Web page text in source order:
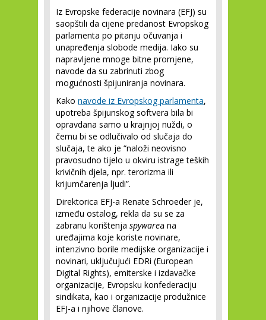
Iz Evropske federacije novinara (EFJ) su
saopštili da cijene predanost Evropskog
parlamenta po pitanju očuvanja i
unapređenja slobode medija. Iako su
napravljene mnoge bitne promjene,
navode da su zabrinuti zbog
mogućnosti špijuniranja novinara.
Kako navode iz Evropskog parlamenta,
upotreba špijunskog softvera bila bi
opravdana samo u krajnjoj nuždi, o
čemu bi se odlučivalo od slučaja do
slučaja, te ako je “naloži neovisno
pravosudno tijelo u okviru istrage teških
krivičnih djela, npr. terorizma ili
krijumčarenja ljudi”.
Direktorica EFJ-a Renate Schroeder je,
između ostalog, rekla da su se za
zabranu korištenja spywarea na
uređajima koje koriste novinare,
intenzivno borile medijske organizacije i
novinari, uključujući EDRi (European
Digital Rights), emiterske i izdavačke
organizacije, Evropsku konfederaciju
sindikata, kao i organizacije produžnice
EFJ-a i njihove članove.